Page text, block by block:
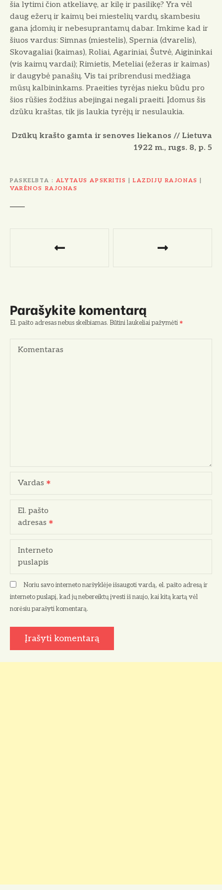
šia lytimi čion atkeliavę, ar kilę ir pasilikę? Yra vėl
daug ežerų ir kaimų bei miestelių vardų, skambesiu
gana įdomių ir nebesuprantamų dabar. Imkime kad ir
šiuos vardus: Simnas (miestelis), Spernia (dvarelis),
Skovagaliai (kaimas), Roliai, Agariniai, Šutvė, Aigininkai
(vis kaimų vardai); Rimietis, Meteliai (ežeras ir kaimas)
ir daugybė panašių. Vis tai pribrendusi medžiaga
mūsų kalbininkams. Praeities tyrėjas nieku būdu pro
šios rūšies žodžius abejingai negali praeiti. Įdomus šis
dzūku kraštas, tik jis laukia tyrėjų ir nesulaukia.
Dzūkų krašto gamta ir senoves liekanos // Lietuva
1922 m., rugs. 8, p. 5
PASKELBTA ALYTAUS APSKRITIS |LAZDIJŲ RAJONAS
VARĖNOS RAJONAS
g
c
a
š
ų
Parašykite komentarą
El. pašto adresas nebus skelbiamas. Būtini laukeliai pažymėti
Komentaras
Vardas
El. pašto
adresas
Interneto
puslapis
Noriu savo interneto naršyklėje išsaugoti vardą, el. pašto adresą ir
interneto puslapį, kad jų nebereiktų įvesti iš naujo, kai kitą kartą vėl
norėsiu parašyti komentarą.